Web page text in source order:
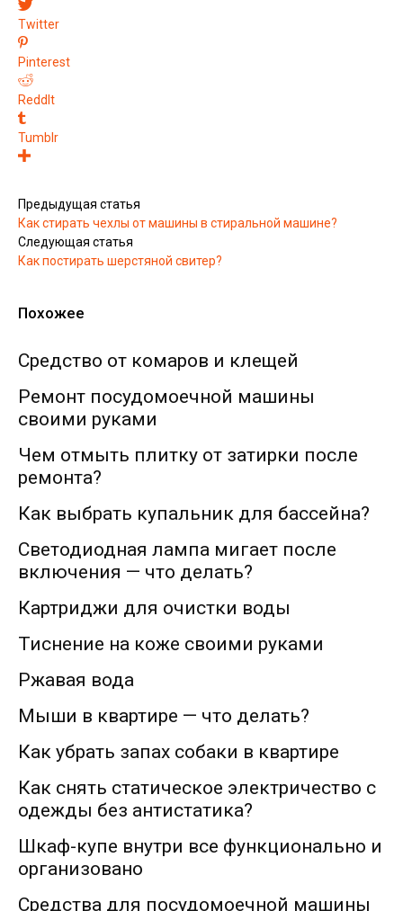
Twitter
Pinterest
ReddIt
Tumblr
Предыдущая статья
Как стирать чехлы от машины в стиральной машине?
Следующая статья
Как постирать шерстяной свитер?
Похожее
Средство от комаров и клещей
Ремонт посудомоечной машины
своими руками
Чем отмыть плитку от затирки после
ремонта?
Как выбрать купальник для бассейна?
Светодиодная лампа мигает после
включения — что делать?
Картриджи для очистки воды
Тиснение на коже своими руками
Ржавая вода
Мыши в квартире — что делать?
Как убрать запах собаки в квартире
Как снять статическое электричество с
одежды без антистатика?
Шкаф-купе внутри все функционально и
организовано
Средства для посудомоечной машины